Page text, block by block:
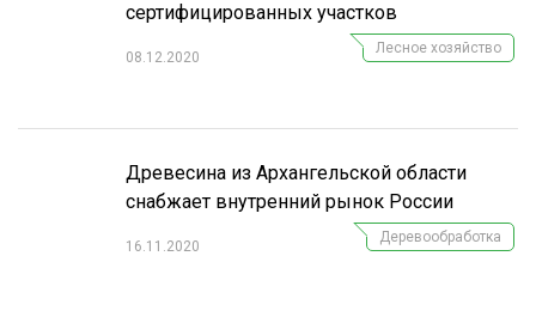
сертифицированных участков
08.12.2020
Лесное хозяйство
Древесина из Архангельской области
снабжает внутренний рынок России
16.11.2020
Деревообработка